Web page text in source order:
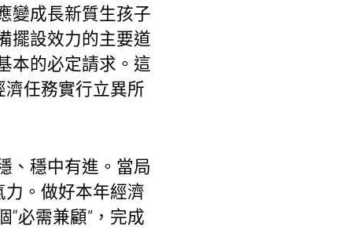
變成長新質生孩子
擺設效力的主要道
本的必定請求。這
濟任務實行立異所
、穩中有進。當局
力。做好本年經濟
必需兼顧”，完成